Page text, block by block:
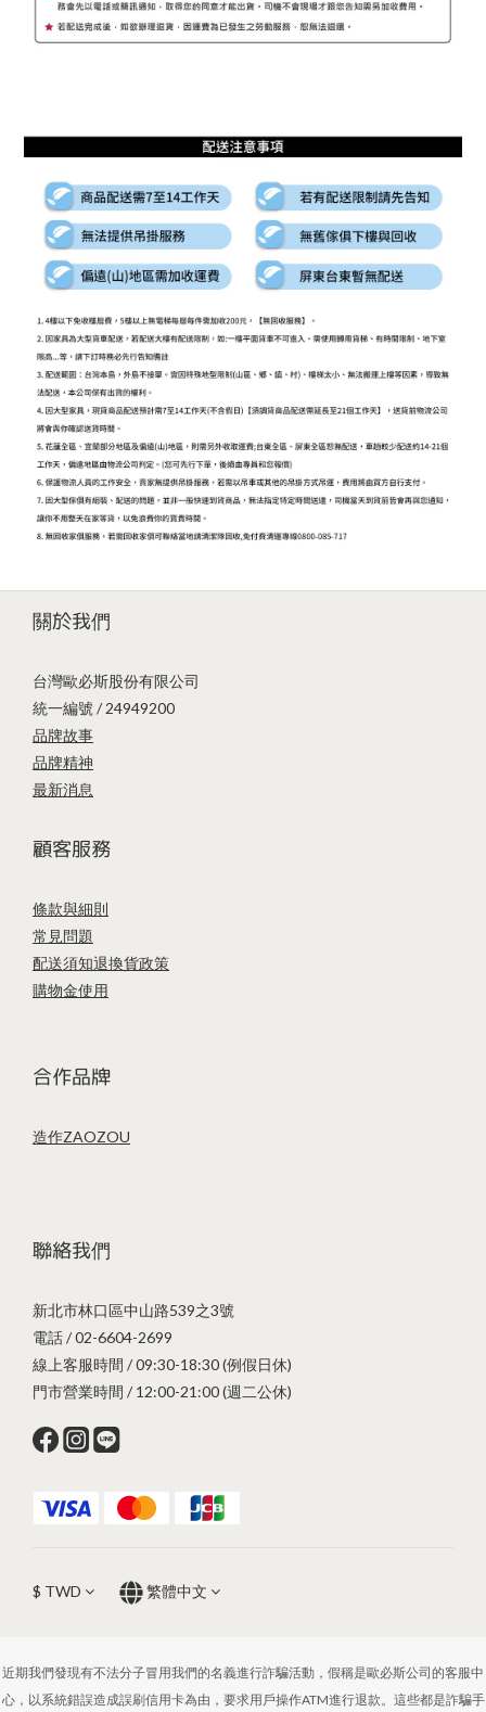
關於我們
台灣歐必斯股份有限公司
統一編號 / 24949200
品牌故事
品牌精神
最新消息
顧客服務
條款與細則
常見問題
配送須知退換貨政策
購物金使用
合作品牌
造作ZAOZOU
聯絡我們
新北市林口區中山路539之3號
電話 / 02-6604-2699
線上客服時間 / 09:30-18:30 (例假日休)
門市營業時間 / 12:00-21:00 (週二公休)
$ TWD 繁體中文
近期我們發現有不法分子冒用我們的名義進行詐騙活動，假稱是歐必斯公司的客服中
心，以系統錯誤造成誤刷信用卡為由，要求用戶操作ATM進行退款。這些都是詐騙手